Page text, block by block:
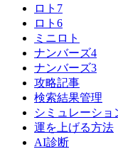
ロト7
ロト6
ミニロト
ナンバーズ4
ナンバーズ3
攻略記事
検索結果管理
シミュレーショ
運を上げる方法
AI診断